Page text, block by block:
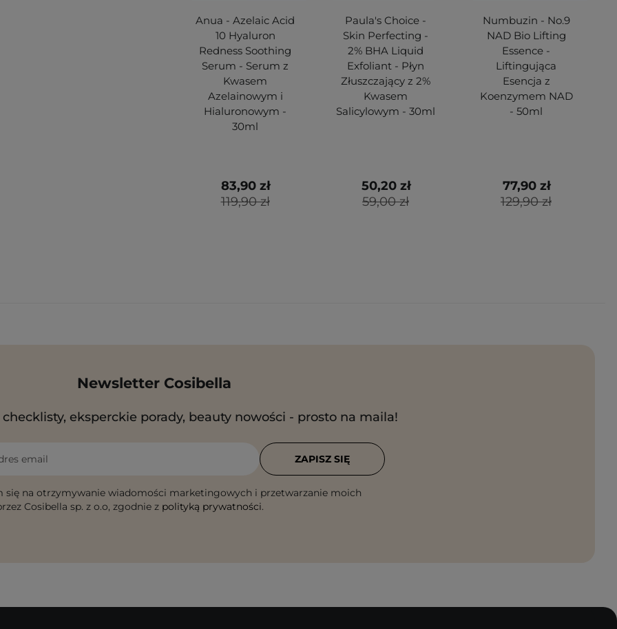
Anua - Azelaic Acid
10 Hyaluron
Redness Soothing
Serum - Serum z
Kwasem
Azelainowym i
Hialuronowym -
30ml
119,90 zł
83,90 zł
Paula's Choice -
Skin Perfecting -
2% BHA Liquid
Exfoliant - Płyn
Złuszczający z 2%
Kwasem
Salicylowym - 30ml
59,00 zł
50,20 zł
Numbuzin - No.9
NAD Bio Lifting
Essence -
Liftingująca
Esencja z
Koenzymem NAD
- 50ml
129,90 zł
77,90 zł
Newsletter Cosibella
eksperckie porady, beauty nowości - prosto na maila!
email
się na otrzymywanie wiadomości marketingowych i przetwarzanie moich
Cosibella sp. z o.o, zgodnie z polityką prywatności.
ZAPISZ SIĘ